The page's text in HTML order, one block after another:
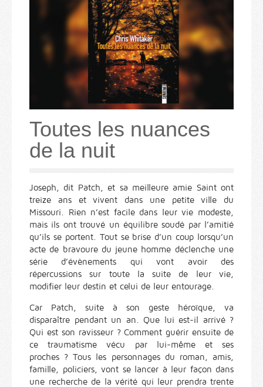
Toutes les nuances
de la nuit
Joseph, dit Patch, et sa meilleure amie Saint ont
treize ans et vivent dans une petite ville du
Missouri. Rien n’est facile dans leur vie modeste,
mais ils ont trouvé un équilibre soudé par l’amitié
qu’ils se portent. Tout se brise d’un coup lorsqu’un
acte de bravoure du jeune homme déclenche une
série d’évènements qui vont avoir des
répercussions sur toute la suite de leur vie,
modifier leur destin et celui de leur entourage.
Car Patch, suite à son geste héroïque, va
disparaître pendant un an. Que lui est-il arrivé ?
Qui est son ravisseur ? Comment guérir ensuite de
ce traumatisme vécu par lui-même et ses
proches ? Tous les personnages du roman, amis,
famille, policiers, vont se lancer à leur façon dans
une recherche de la vérité qui leur prendra trente